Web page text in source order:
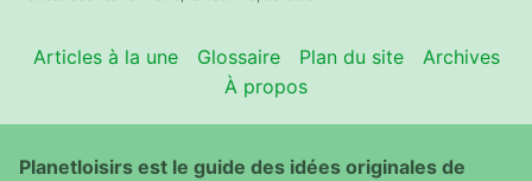
Articles à la une Glossaire Plan du site
Archives
À propos
Planetloisirs est le guide des idées originales de